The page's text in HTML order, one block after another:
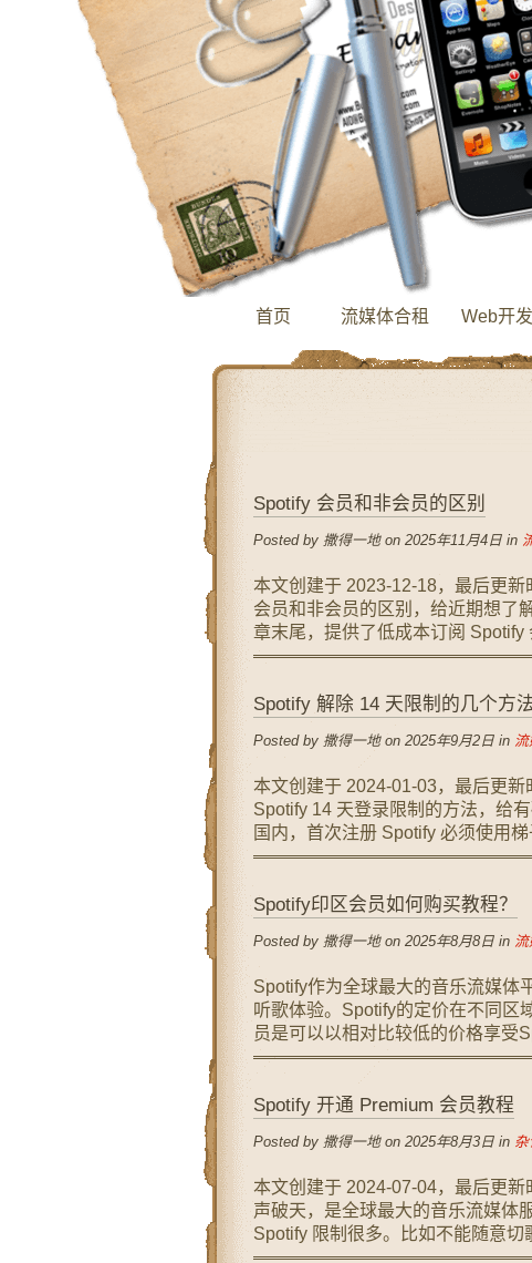
首页 流媒体合租 Web开发
Spotify 会员和非会员的区别
Posted by 撒得一地 on 2025年11月4日 in
本文创建于 2023-12-18，最后更
会员和非会员的区别，给近期想了
章末尾，提供了低成本订阅 Spotify
Spotify 解除 14 天限制的几个方
Posted by 撒得一地 on 2025年9月2日 in
本文创建于 2024-01-03，最后更
Spotify 14 天登录限制的方法，给
国内，首次注册 Spotify 必须使用
Spotify印区会员如何购买教程？
Posted by 撒得一地 on 2025年8月8日 in
Spotify作为全球最大的音乐流媒体
听歌体验。Spotify的定价在不同区
员是可以以相对比较低的价格享受
Spotify 开通 Premium 会员教程
Posted by 撒得一地 on 2025年8月3日 in 杂
本文创建于 2024-07-04，最后更新
声破天，是全球最大的音乐流媒体
Spotify 限制很多。比如不能随意